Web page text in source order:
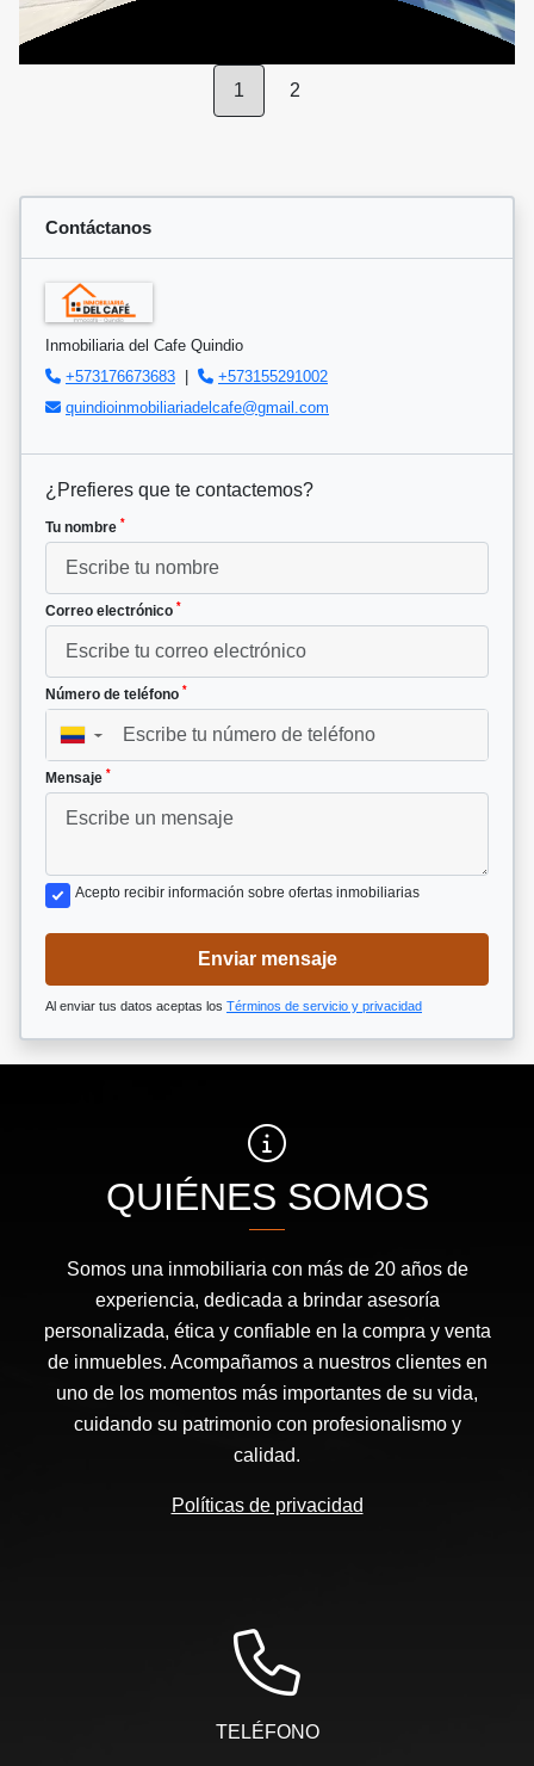
1 2
Contáctanos
Inmobiliaria del Cafe Quindio
+573176673683 |
+573155291002
quindioinmobiliariadelcafe@gmail.com
¿Prefieres que te contactemos?
Tu nombre *
Correo electrónico *
Número de teléfono *
▼
Mensaje *
Acepto recibir información sobre ofertas inmobiliarias
Enviar mensaje
Al enviar tus datos aceptas los Términos de servicio y privacidad
QUIÉNES SOMOS
Somos una inmobiliaria con más de 20 años de
experiencia, dedicada a brindar asesoría
personalizada, ética y confiable en la compra y venta
de inmuebles. Acompañamos a nuestros clientes en
uno de los momentos más importantes de su vida,
cuidando su patrimonio con profesionalismo y
calidad.
Políticas de privacidad
TELÉFONO